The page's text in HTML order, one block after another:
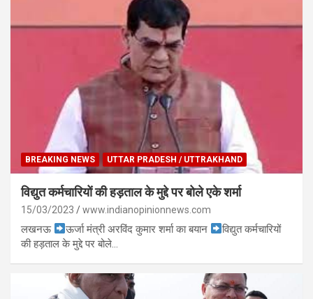
BREAKING NEWS UTTAR PRADESH / UTTRAKHAND
विद्युत कर्मचारियों की हड़ताल के मुद्दे पर बोले एके शर्मा
15/03/2023 www.indianopinionnews.com
लखनऊ ऊर्जा मंत्री अरविंद कुमार शर्मा का बयान
विद्युत कर्मचारियों
की हड़ताल के मुद्दे पर बोले…